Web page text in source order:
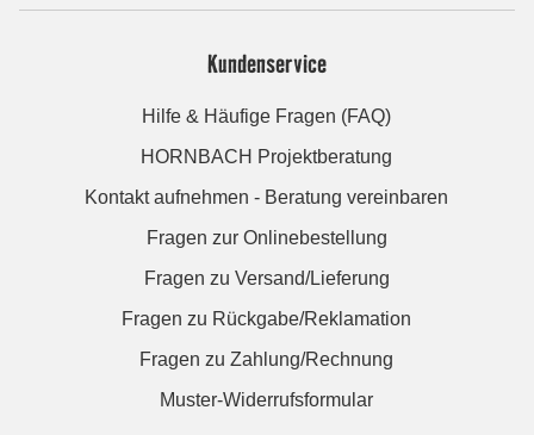
Kundenservice
Hilfe & Häufige Fragen (FAQ)
HORNBACH Projektberatung
Kontakt aufnehmen - Beratung vereinbaren
Fragen zur Onlinebestellung
Fragen zu Versand/Lieferung
Fragen zu Rückgabe/Reklamation
Fragen zu Zahlung/Rechnung
Muster-Widerrufsformular